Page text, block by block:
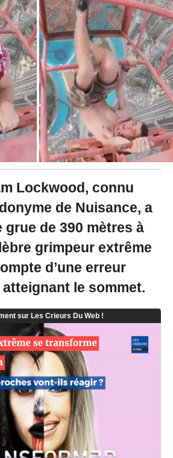
/
2
0
2
4
2
:
1
Lockwood, connu
de Nuisance, a
grue de 390 mètres à
grimpeur extrême
d’une erreur
le sommet.